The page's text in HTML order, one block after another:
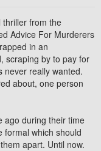
thriller from the
Advice For Murderers
in an
scraping by to pay for
never really wanted.
about, one person
ago during their time
formal which should
apart. Until now.